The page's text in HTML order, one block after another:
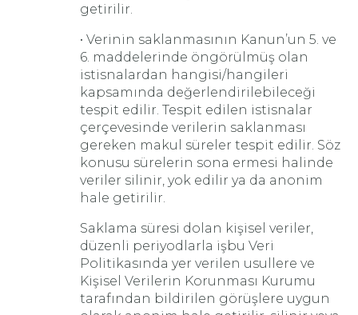
getirilir.
• Verinin saklanmasının Kanun’un 5. ve
6. maddelerinde öngörülmüş olan
istisnalardan hangisi/hangileri
kapsamında değerlendirilebileceği
tespit edilir. Tespit edilen istisnalar
çerçevesinde verilerin saklanması
gereken makul süreler tespit edilir. Söz
konusu sürelerin sona ermesi halinde
veriler silinir, yok edilir ya da anonim
hale getirilir.
Saklama süresi dolan kişisel veriler,
düzenli periyodlarla işbu Veri
Politikasında yer verilen usullere ve
Kişisel Verilerin Korunması Kurumu
tarafından bildirilen görüşlere uygun